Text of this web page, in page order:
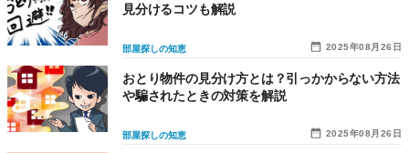
2025年08月26日
部屋探しの知恵
見分けるコツも解説
2025年08月26日
部屋探しの知恵
おとり物件の見分け方とは？引っかからない方法
や騙されたときの対策を解説